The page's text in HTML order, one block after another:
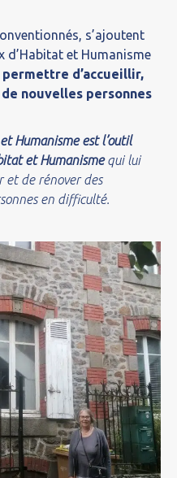
s’ajoutent
d’Habitat et Humanisme
permettre d’accueillir,
nouvelles personnes
Humanisme est l’outil
et Humanismequi lui
et de rénover des
en difficulté.